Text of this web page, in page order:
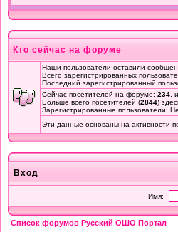
Кто сейчас на форуме
Наши пользователи оставили
Всего зарегистрированных
Последний зарегистрированный
Сейчас посетителей на форуме: 234 ,
Больше всего посетителей (2844)
Зарегистрированные пользователи:
Эти данные основаны на активности
Вход
Имя:
Список форумов Русский ОШО Портал